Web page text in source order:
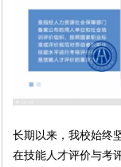
长期以来，我校始终
在技能人才评价与考